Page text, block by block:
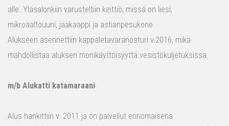
alle. Yläsalonkiin varusteltiin keittiö, missä on liesi,
mikroaaltouuni, jääkaappi ja astianpesukone.
Alukseen asennettiin kappaletavaranosturi v.2016, mikä
mahdollistaa aluksen monikäyttöisyyttä vesistökuljetuksissa.
m/b Alukatti katamaraani
Alus hankittiin v. 2011 ja on palvellut erinomaisena